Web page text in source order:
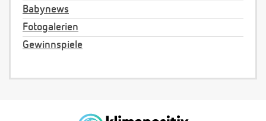
Babynews
Fotogalerien
Gewinnspiele